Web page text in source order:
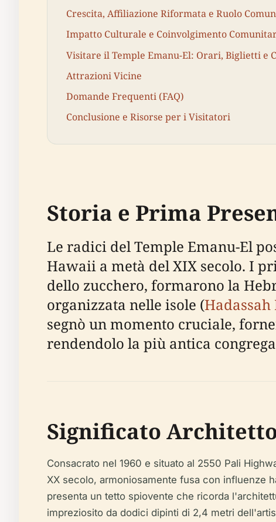
Crescita, Affiliazione Riformata e Ruolo
Impatto Culturale e Coinvolgimento
Visitare il Temple Emanu-El: Orari, Biglietti e
Attrazioni Vicine
Domande Frequenti (FAQ)
Conclusione e Risorse per i Visitatori
Storia e Prima
Le radici del Temple Emanu-El
Hawaii a metà del XIX secolo. I
dello zucchero, formarono la
organizzata nelle isole (
segnò un momento cruciale,
rendendolo la più antica
Significato
Consacrato nel 1960 e situato al 2550 Pali
XX secolo, armoniosamente fusa con influenze
presenta un tetto spiovente che ricorda
impreziosito da dodici dipinti di 2,4 metri